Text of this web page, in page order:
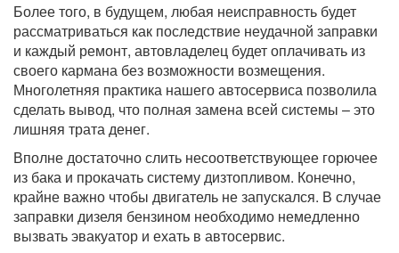
Более того, в будущем, любая неисправность будет
рассматриваться как последствие неудачной заправки
и каждый ремонт, автовладелец будет оплачивать из
своего кармана без возможности возмещения.
Многолетняя практика нашего автосервиса позволила
сделать вывод, что полная замена всей системы – это
лишняя трата денег.
Вполне достаточно слить несоответствующее горючее
из бака и прокачать систему дизтопливом. Конечно,
крайне важно чтобы двигатель не запускался. В случае
заправки дизеля бензином необходимо немедленно
вызвать эвакуатор и ехать в автосервис.